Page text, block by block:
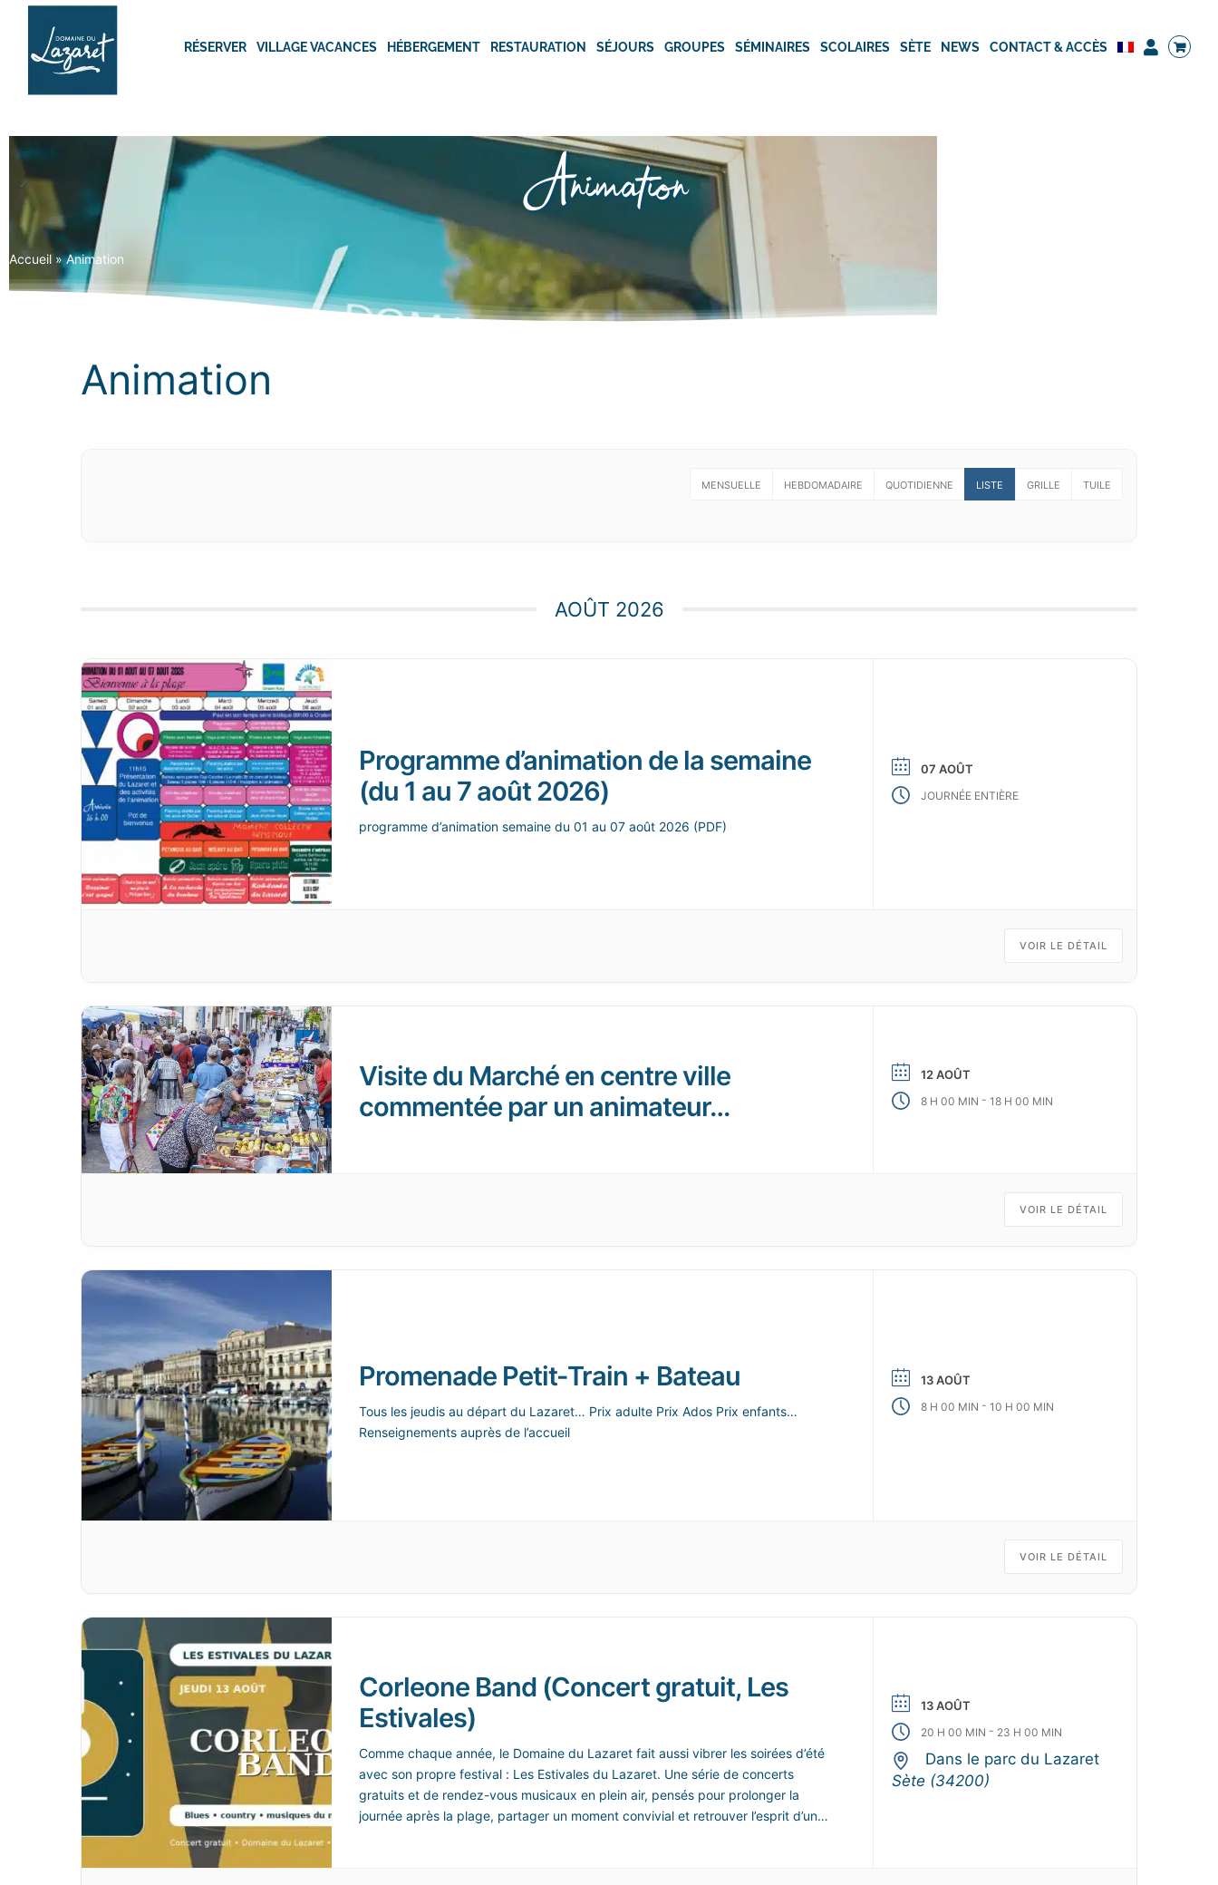
Passer
contenu
RÉSERVER VILLAGE VACANCES HÉBERGEMENT RESTAURATION SÉJOURS GROUPES SÉMINAIRES SCOLAIRES SÈTE NEWS CONTACT & ACCÈS
Animation
Accueil»Animation
Animation
MENSUELLE HEBDOMADAIRE QUOTIDIENNE LISTE GRILLE TUILE
AOÛT 2026
Programme d’animation de la semaine
(du 1 au 7 août 2026)
programme d’animation semaine du 01 au 07 août 2026 (PDF)
07 AOÛT
JOURNÉE ENTIÈRE
VOIR LE DÉTAIL
Visite du Marché en centre ville
commentée par un animateur…
12 AOÛT
8 H 00 MIN - 18 H 00 MIN
VOIR LE DÉTAIL
Promenade Petit-Train + Bateau
Tous les jeudis au départ du Lazaret… Prix adulte Prix Ados Prix enfants…
Renseignements auprès de l’accueil
13 AOÛT
8 H 00 MIN - 10 H 00 MIN
VOIR LE DÉTAIL
Corleone Band (Concert gratuit, Les
Estivales)
Comme chaque année, le Domaine du Lazaret fait aussi vibrer les soirées d’été
avec son propre festival : Les Estivales du Lazaret. Une série de concerts
gratuits et de rendez-vous musicaux en plein air, pensés pour prolonger la
journée après la plage, partager un moment convivial et retrouver l’esprit d’un
13 AOÛT
20 H 00 MIN - 23 H 00 MIN
Dans le parc du Lazaret
Sète (34200)